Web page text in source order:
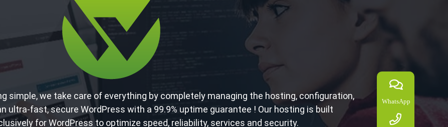
WhatsApp
simple, we take care of everything by completely managing the hosting, configuration,
ultra-fast, secure WordPress with a 99.9% uptime guarantee ! Our hosting is built
for WordPress to optimize speed, reliability, services and security.